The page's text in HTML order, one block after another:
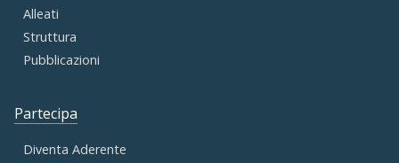
Alleati
Struttura
Pubblicazioni
Partecipa
Diventa Aderente